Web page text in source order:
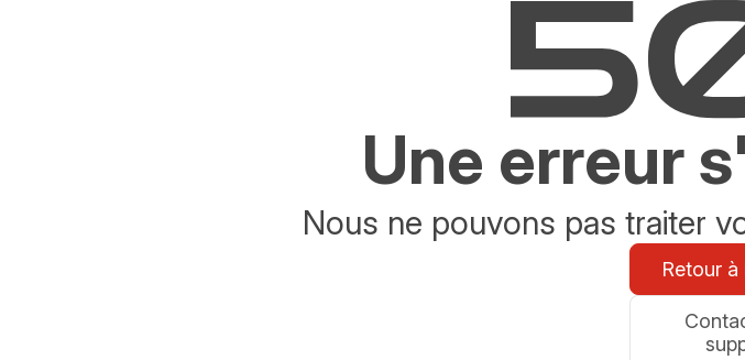
Une erreur
Nous ne pouvons pas traiter
Retour